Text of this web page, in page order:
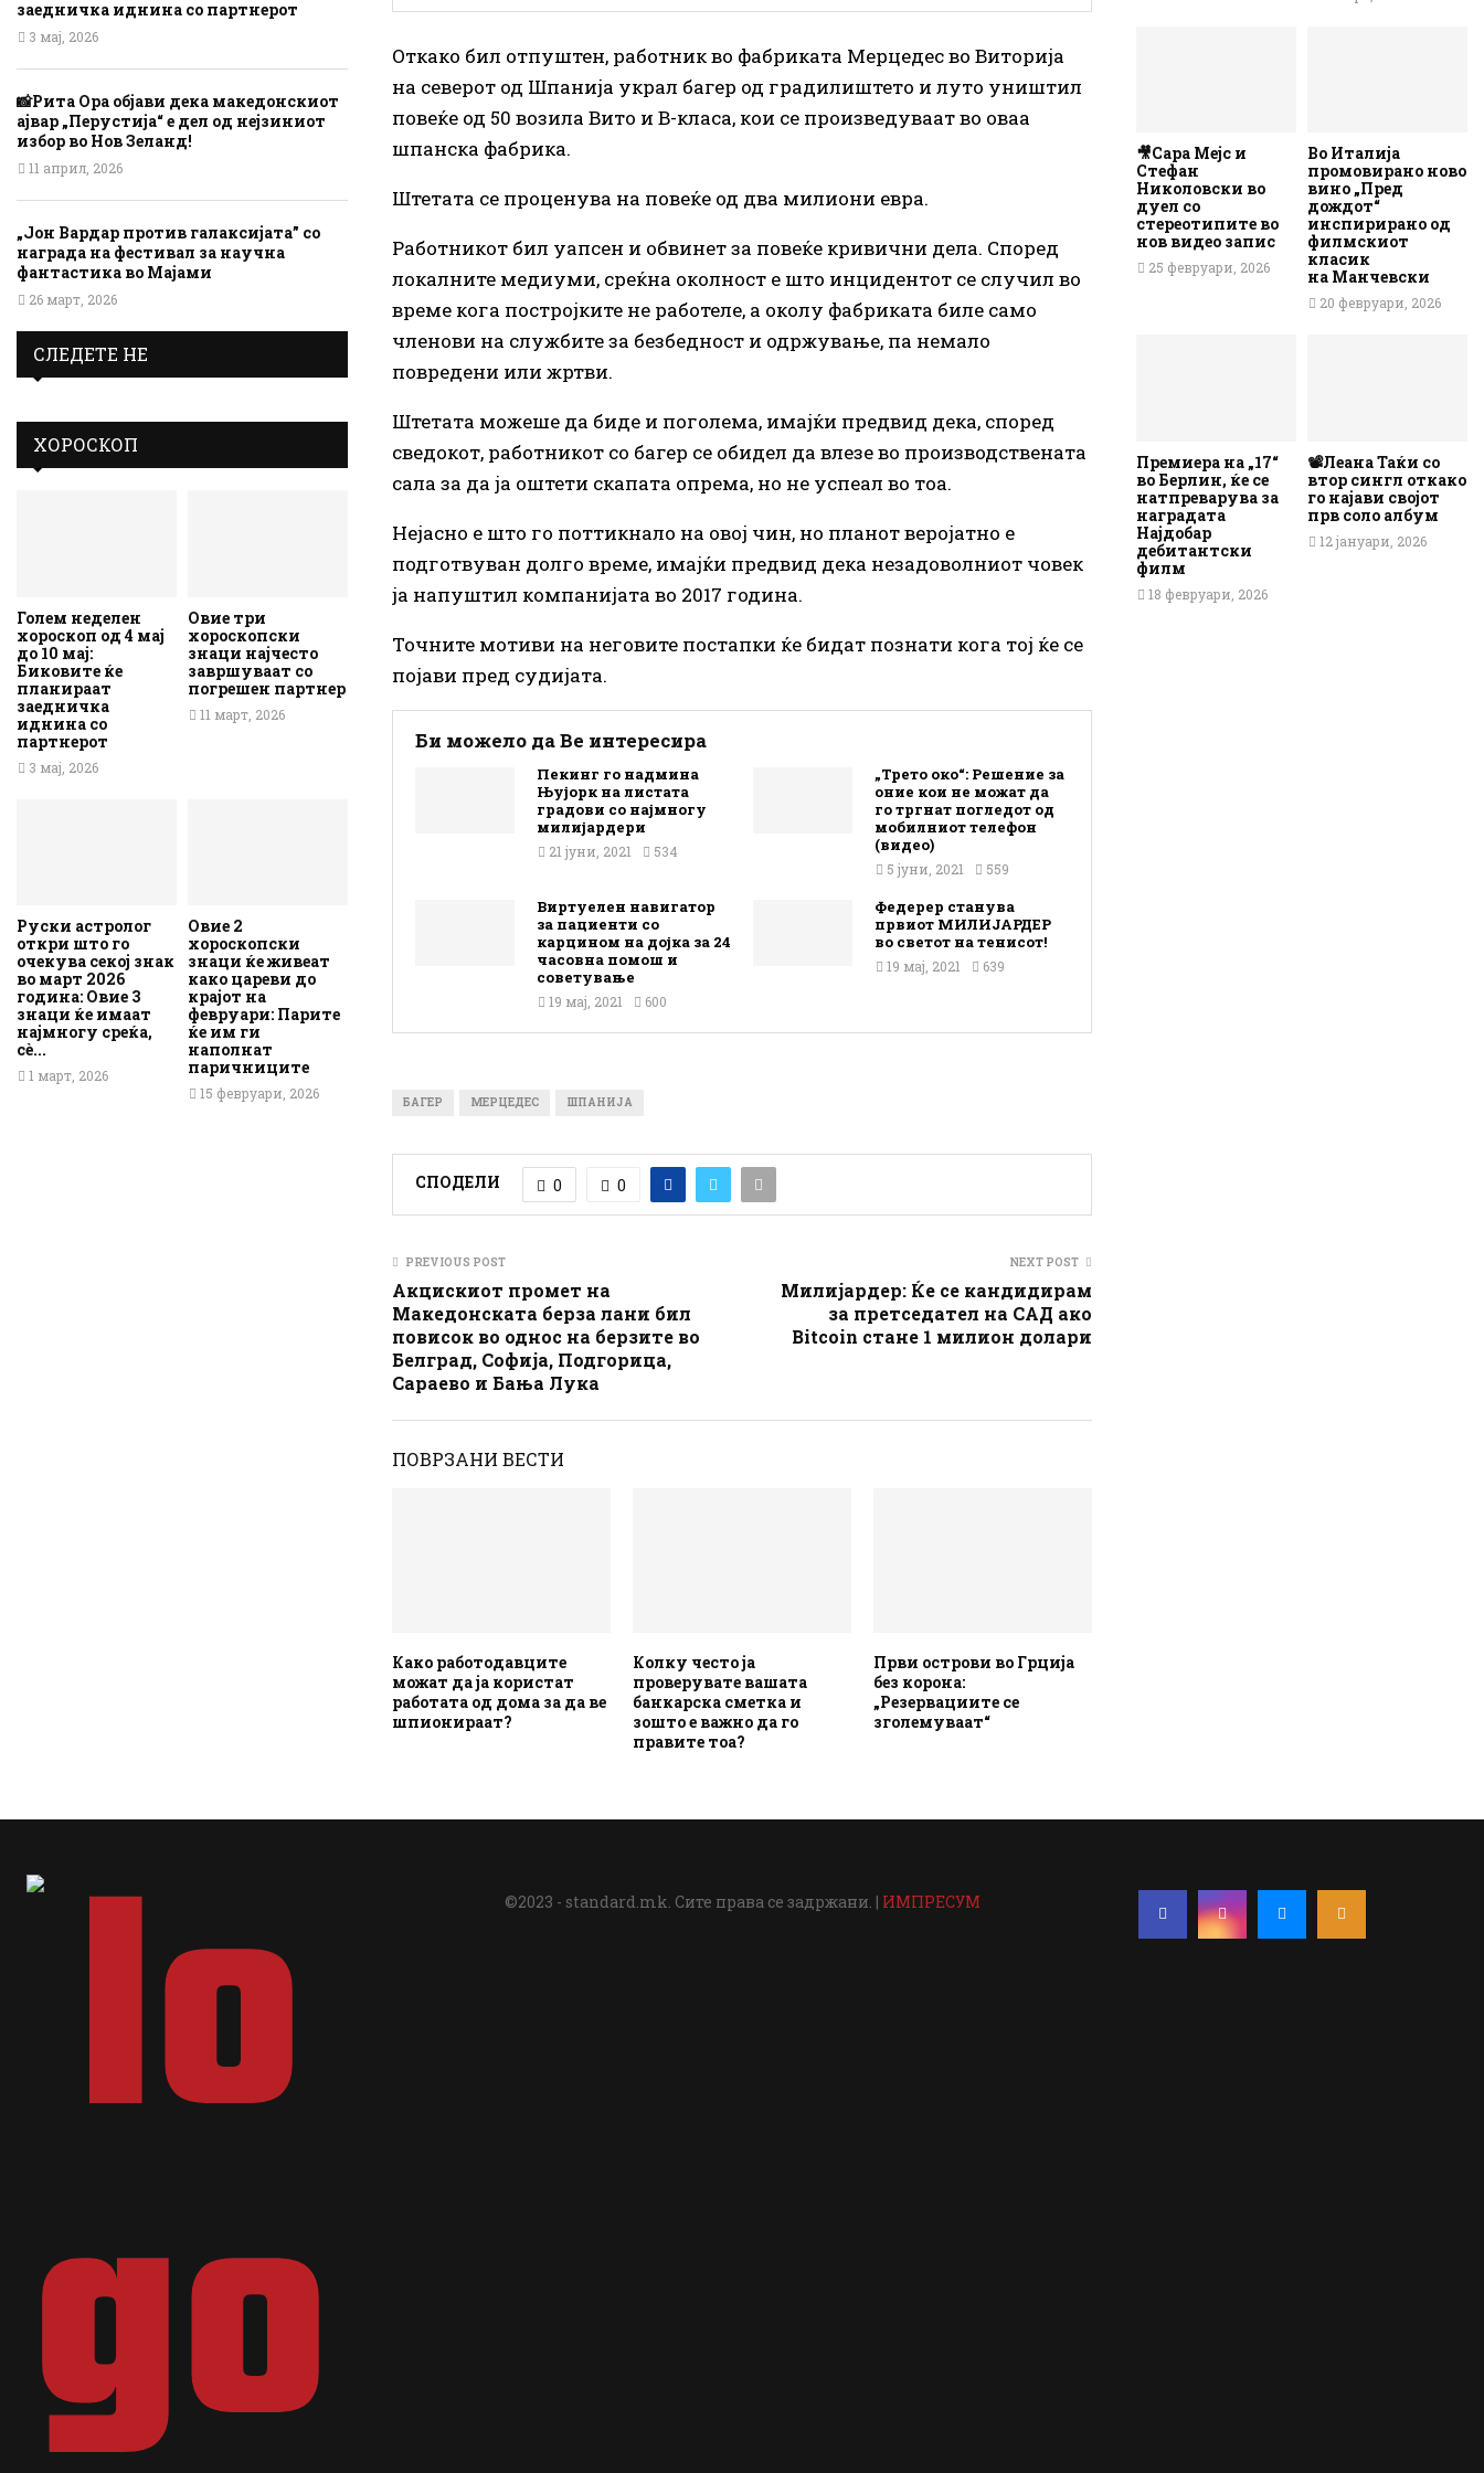
Откако бил отпуштен, работник во фабриката Мерцедес во Виторија
на северот од Шпанија украл багер од градилиштето и луто уништил
повеќе од 50 возила Вито и В-класа, кои се произведуваат во оваа
шпанска фабрика.
Штетата се проценува на повеќе од два милиони евра.
Работникот бил уапсен и обвинет за повеќе кривични дела. Според
локалните медиуми, среќна околност е што инцидентот се случил во
време кога постројките не работеле, а околу фабриката биле само
членови на службите за безбедност и одржување, па немало
повредени или жртви.
Штетата можеше да биде и поголема, имајќи предвид дека, според
сведокот, работникот со багер се обидел да влезе во производствената
сала за да ја оштети скапата опрема, но не успеал во тоа.
Нејасно е што го поттикнало на овој чин, но планот веројатно е
подготвуван долго време, имајќи предвид дека незадоволниот човек
ја напуштил компанијата во 2017 година.
Точните мотиви на неговите постапки ќе бидат познати кога тој ќе се
појави пред судијата.
Би можело да Ве интересира
Пекинг го надмина
Њујорк на листата
градови со најмногу
милијардери
21 јуни, 2021 534
„Трето око“: Решение за
оние кои не можат да
го тргнат погледот од
мобилниот телефон
(видео)
5 јуни, 2021 559
Виртуелен навигатор
за пациенти со
карцином на дојка за 24
часовна помош и
советување
19 мај, 2021 600
Федерер станува
првиот МИЛИЈАРДЕР
во светот на тенисот!
19 мај, 2021 639
БАГЕР МЕРЦЕДЕС ШПАНИЈА
СПОДЕЛИ 0 0
PREVIOUS POST
Aкцискиот промет на
Македонската берза лани бил
повисок во однос на берзите во
Белград, Софија, Подгорица,
Сараево и Бања Лука
NEXT POST
Милијардер: Ќе се кандидирам
за претседател на САД ако
Bitcoin стане 1 милион долари
ПОВРЗАНИ ВЕСТИ
Како работодавците
можат да ја користат
работата од дома за да ве
шпионираат?
Колку често ја
проверувате вашата
банкарска сметка и
зошто е важно да го
правите тоа?
Први острови во Грција
без корона:
„Резервациите се
зголемуваат“
заедничка иднина со партнерот
3 мај, 2026
📸Рита Ора објави дека македонскиот
ајвар „Перустија“ е дел од нејзиниот
избор во Нов Зеланд!
11 април, 2026
„Јон Вардар против галаксијата” со
награда на фестивал за научна
фантастика во Мајами
26 март, 2026
СЛЕДЕТЕ НЕ
ХОРОСКОП
Голем неделен
хороскоп од 4 мај
до 10 мај:
Биковите ќе
планираат
заедничка
иднина со
партнерот
3 мај, 2026
Овие три
хороскопски
знаци најчесто
завршуваат со
погрешен партнер
11 март, 2026
Руски астролог
откри што го
очекува секој знак
во март 2026
година: Овие 3
знаци ќе имаат
најмногу среќа,
сè...
1 март, 2026
Овие 2
хороскопски
знаци ќе живеат
како цареви до
крајот на
февруари: Парите
ќе им ги
наполнат
паричниците
15 февруари, 2026
🎥Сара Мејс и
Стефан
Николовски во
дуел со
стереотипите во
нов видео запис
25 февруари, 2026
Во Италија
промовирано ново
вино „Пред
дождот“
инспирирано од
филмскиот
класик
на Манчевски
20 февруари, 2026
Премиера на „17“
во Берлин, ќе се
натпреварува за
наградата
Најдобар
дебитантски
филм
18 февруари, 2026
📽️Леана Таќи со
втор сингл откако
го најави својот
прв соло албум
12 јануари, 2026
©2023 - standard.mk. Сите права се задржани. | ИМПРЕСУМ